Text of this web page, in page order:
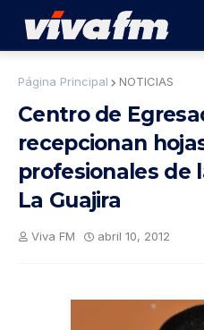
Página Principal NOTICIAS
Centro de
recepcionan
profesionales de
La Guajira
Viva FM abril 10, 2012